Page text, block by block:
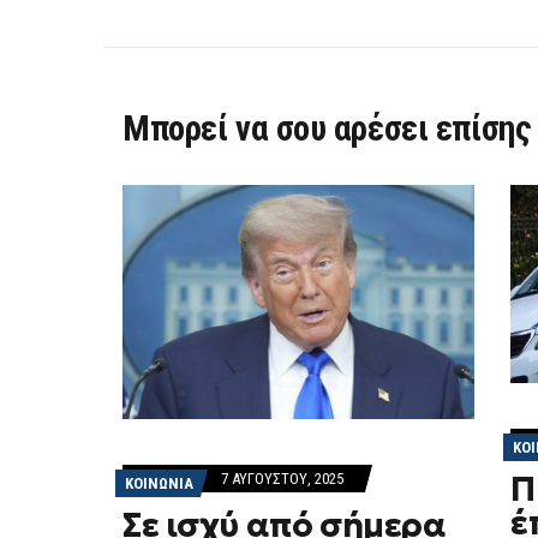
Μπορεί να σου αρέσει
ΚΟΙΝΩΝΙΑ 7 ΑΥΓΟΎΣΤΟΥ, 2025
Σε ισχύ από σήμερα